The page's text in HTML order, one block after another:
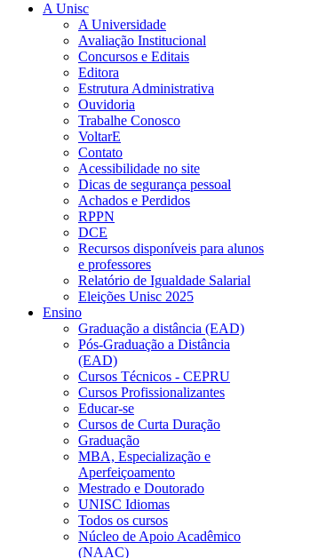
A Unisc
A Universidade
Avaliação Institucional
Concursos e Editais
Editora
Estrutura Administrativa
Ouvidoria
Trabalhe Conosco
VoltarE
Contato
Acessibilidade no site
Dicas de segurança pessoal
Achados e Perdidos
RPPN
DCE
Recursos disponíveis para alunos
e professores
Relatório de Igualdade Salarial
Eleições Unisc 2025
Ensino
Graduação a distância (EAD)
Pós-Graduação a Distância
(EAD)
Cursos Técnicos - CEPRU
Cursos Profissionalizantes
Educar-se
Cursos de Curta Duração
Graduação
MBA, Especialização e
Aperfeiçoamento
Mestrado e Doutorado
UNISC Idiomas
Todos os cursos
Núcleo de Apoio Acadêmico
(NAAC)